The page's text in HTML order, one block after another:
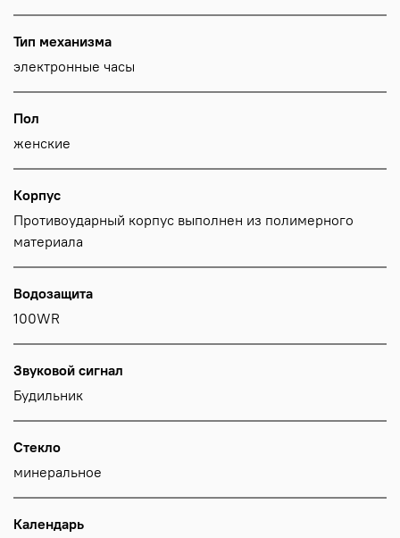
Тип механизма
электронные часы
Пол
женские
Корпус
Противоударный корпус выполнен из полимерного
материала
Водозащита
100WR
Звуковой сигнал
Будильник
Стекло
минеральное
Календарь